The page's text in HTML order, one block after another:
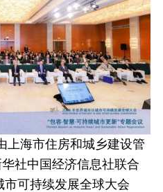
上海市住房和城乡建设管
社中国经济信息社联合
可持续发展全球大会